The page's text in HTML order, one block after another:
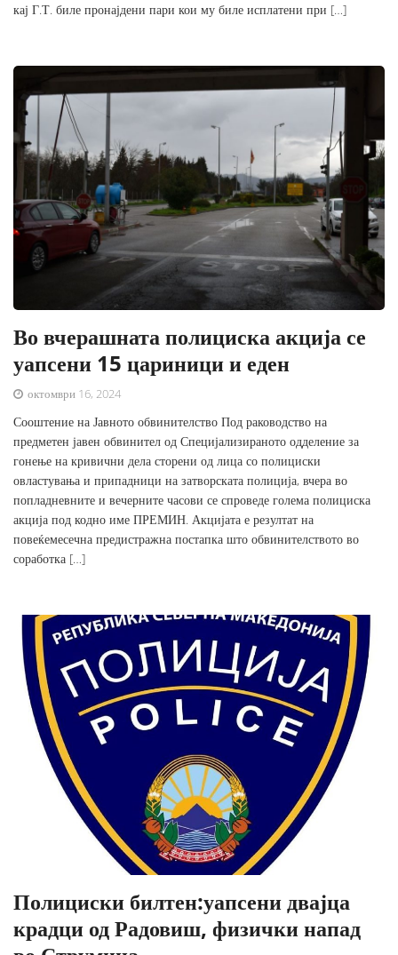
кај Г.Т. биле пронајдени пари кои му биле исплатени при […]
Во вчерашната полициска акција се
уапсени 15 цариници и еден
октомври 16, 2024
Сооштение на Јавното обвинителство Под раководство на
предметен јавен обвинител од Специјализираното одделение за
гонење на кривични дела сторени од лица со полициски
овластувања и припадници на затворската полиција, вчера во
попладневните и вечерните часови се спроведе голема полициска
акција под кодно име ПРЕМИН. Акцијата е резултат на
повеќемесечна предистражна постапка што обвинителството во
соработка […]
Полициски билтен:уапсени двајца
крадци од Радовиш, физички напад